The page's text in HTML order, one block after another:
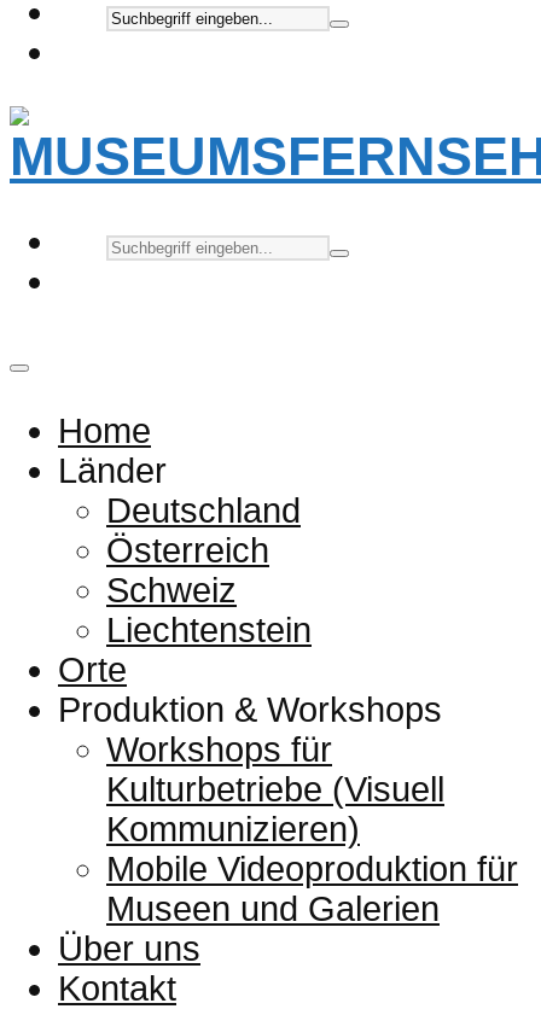
Home
Länder
Deutschland
Österreich
Schweiz
Liechtenstein
Orte
Produktion & Workshops
Workshops für
Kulturbetriebe (Visuell
Kommunizieren)
Mobile Videoproduktion für
Museen und Galerien
Über uns
Kontakt